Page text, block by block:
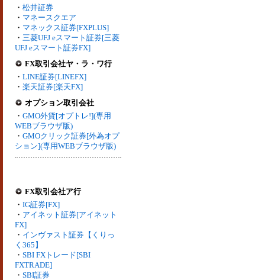
・ 松井証券
・ マネースクエア
・ マネックス証券[FXPLUS]
・ 三菱UFJ eスマート証券[三菱
UFJ eスマート証券FX]
FX取引会社ヤ・ラ・ワ行
・ LINE証券[LINEFX]
・ 楽天証券[楽天FX]
オプション取引会社
・ GMO外貨[オプトレ!](専用
WEBブラウザ版)
・ GMOクリック証券[外為オプ
ション](専用WEBブラウザ版)
FX取引会社ア行
・ IG証券[FX]
・ アイネット証券[アイネット
FX]
・ インヴァスト証券【くりっ
く365】
・ SBI FXトレード[SBI
FXTRADE]
・ SBI証券